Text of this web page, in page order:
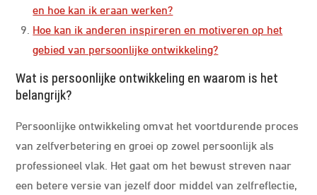
en hoe kan ik eraan werken?
Hoe kan ik anderen inspireren en motiveren op het
gebied van persoonlijke ontwikkeling?
Wat is persoonlijke ontwikkeling en waarom is het
belangrijk?
Persoonlijke ontwikkeling omvat het voortdurende proces
van zelfverbetering en groei op zowel persoonlijk als
professioneel vlak. Het gaat om het bewust streven naar
een betere versie van jezelf door middel van zelfreflectie,